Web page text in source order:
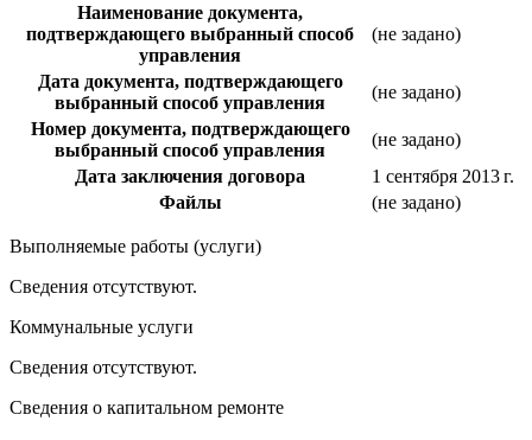
Наименование документа,
подтверждающего выбранный способ
управления
(не задано)
Дата документа, подтверждающего
выбранный способ управления
(не задано)
Номер документа, подтверждающего
выбранный способ управления
(не задано)
Дата заключения договора
1 сентября 2013 г.
Файлы
(не задано)
Выполняемые работы (услуги)
Сведения отсутствуют.
Коммунальные услуги
Сведения отсутствуют.
Сведения о капитальном ремонте